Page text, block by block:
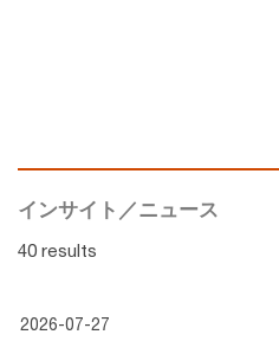
インサイト／ニュース
40 results
2026-07-27